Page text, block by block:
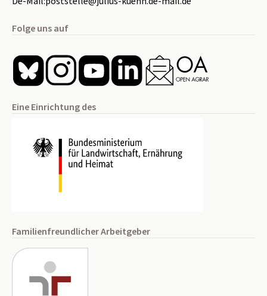
Folge uns auf
Eine Einrichtung des
Familienfreundlicher Arbeitgeber